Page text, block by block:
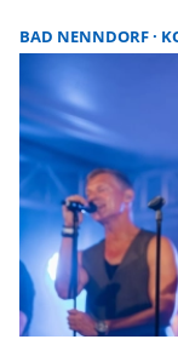
Streaming-
BAD NENNDORF